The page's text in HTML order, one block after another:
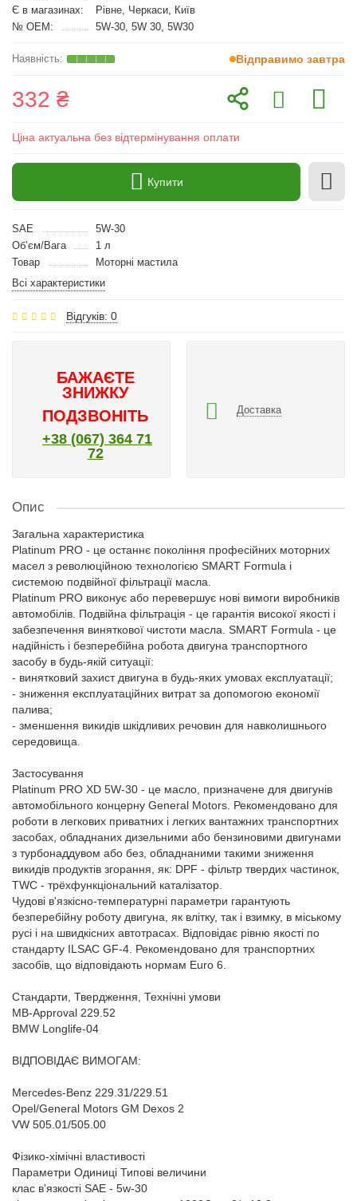
Є в магазинах:
Рівне, Черкаси, Київ
№ OEM:
5W-30, 5W 30, 5W30
Відправимо завтра
332 ₴
Ціна актуальна без відтермінування оплати
Купити
SAE
5W-30
Об’єм/Вага
1 л
Товар
Моторні мастила
Всі характеристики
Відгуків: 0
БАЖАЄТЕ
ЗНИЖКУ
ПОДЗВОНІТЬ
+38 (067) 364 71
72
Доставка
Опис
Загальна характеристика
Platinum PRO - це останнє покоління професійних моторних
масел з революційною технологією SMART Formula і
системою подвійної фільтрації масла.
Platinum PRO виконує або перевершує нові вимоги виробників
автомобілів. Подвійна фільтрація - це гарантія високої якості і
забезпечення виняткової чистоти масла. SMART Formula - це
надійність і безперебійна робота двигуна транспортного
засобу в будь-якій ситуації:
- винятковий захист двигуна в будь-яких умовах експлуатації;
- зниження експлуатаційних витрат за допомогою економії
палива;
- зменшення викидів шкідливих речовин для навколишнього
середовища.
Застосування
Platinum PRO XD 5W-30 - це масло, призначене для двигунів
автомобільного концерну General Motors. Рекомендовано для
роботи в легкових приватних і легких вантажних транспортних
засобах, обладнаних дизельними або бензиновими двигунами
з турбонаддувом або без, обладнаними такими зниження
викидів продуктів згорання, як: DPF - фільтр твердих частинок,
TWC - трёхфункціональний каталізатор.
Чудові в'язкісно-температурні параметри гарантують
безперебійну роботу двигуна, як влітку, так і взимку, в міському
русі і на швидкісних автотрасах. Відповідає рівню якості по
стандарту ILSAC GF-4. Рекомендовано для транспортних
засобів, що відповідають нормам Euro 6.
Стандарти, Твердження, Технічні умови
MB-Approval 229.52
BMW Longlife-04
ВІДПОВІДАЄ ВИМОГАМ:
Mercedes-Benz 229.31/229.51
Opel/General Motors GM Dexos 2
VW 505.01/505.00
Фізико-хімічні властивості
Параметри Одиниці Типові величини
клас в'язкості SAE - 5w-30